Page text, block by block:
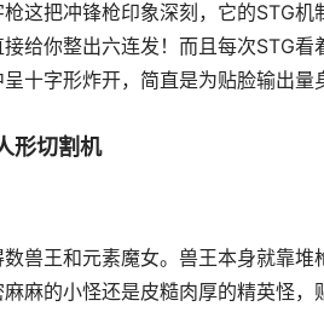
这把冲锋枪印象深刻，它的STG
给你整出六连发！而且每次STG
十字形炸开，简直是为贴脸输出量
形切割机
兽王和元素魔女。兽王本身就靠堆
麻的小怪还是皮糙肉厚的精英怪